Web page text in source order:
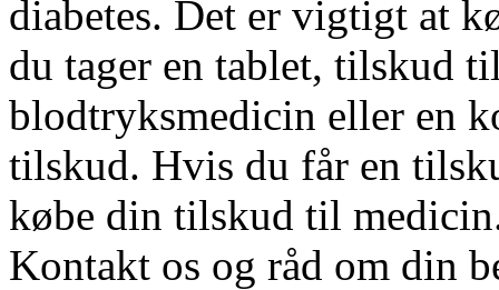
diabetes. Det er vigtigt at
du tager en tablet, tilskud
blodtryksmedicin eller en
tilskud. Hvis du får en
købe din tilskud til
Kontakt os og råd om din